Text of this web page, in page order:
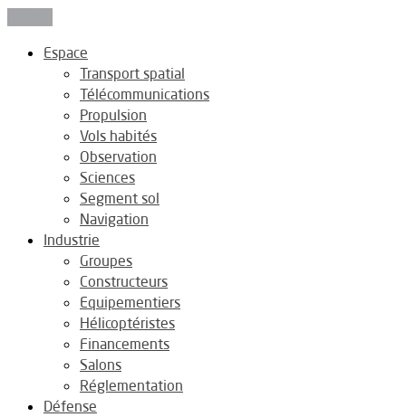
Espace
Transport spatial
Télécommunications
Propulsion
Vols habités
Observation
Sciences
Segment sol
Navigation
Industrie
Groupes
Constructeurs
Equipementiers
Hélicoptéristes
Financements
Salons
Réglementation
Défense